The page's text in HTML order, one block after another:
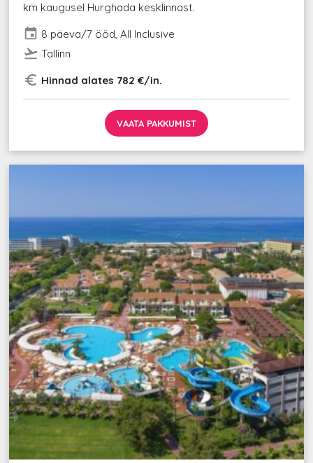
km kaugusel Hurghada kesklinnast.
event 8 päeva/7 ööd, All Inclusive
flight_takeoff Tallinn
euro_symbol Hinnad alates 782 €/in.
VAATA PAKKUMIST